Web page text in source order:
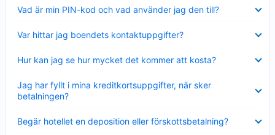
Vad är min PIN-kod och vad använder jag den till?
mindre
Var hittar jag boendets kontaktuppgifter?
mindre
Hur kan jag se hur mycket det kommer att kosta?
mindre
Jag har fyllt i mina kreditkortsuppgifter, när sker
betalningen?
mindre
Begär hotellet en deposition eller förskottsbetalning?
mindre